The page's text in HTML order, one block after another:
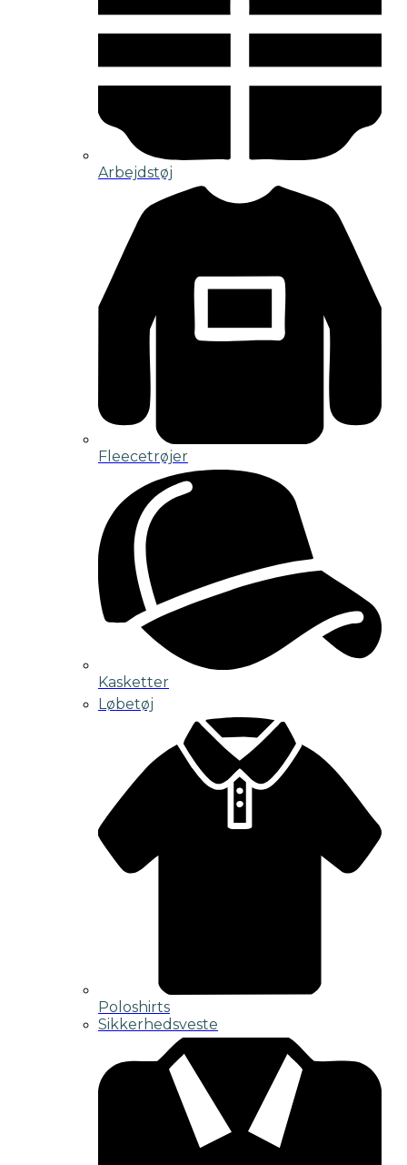
Arbejdstøj
Fleecetrøjer
Kasketter
Løbetøj
Poloshirts
Sikkerhedsveste